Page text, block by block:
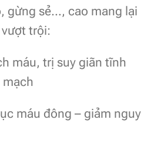
gừng sẻ…, cao mang lại
trội:
máu, trị suy giãn tĩnh
mạch
máu đông – giảm nguy